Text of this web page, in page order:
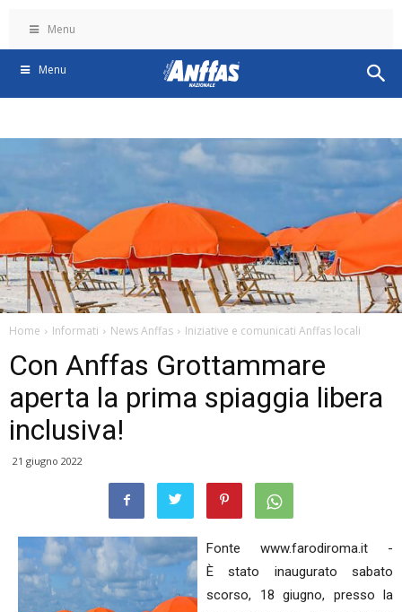
Menu
Menu
Home Informati News Anffas Iniziative e comunicati Anffas locali
Con Anffas Grottammare
aperta la prima spiaggia libera
inclusiva!
21 giugno 2022
Fonte www.farodiroma.it -
È stato inaugurato sabato
scorso, 18 giugno, presso la